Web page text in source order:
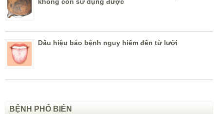
Dấu hiệu báo bệnh nguy hiểm đến từ lưỡi
BỆNH PHỔ BIẾN